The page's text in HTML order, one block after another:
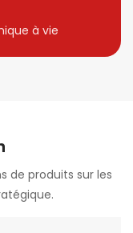
à vie
de produits sur les